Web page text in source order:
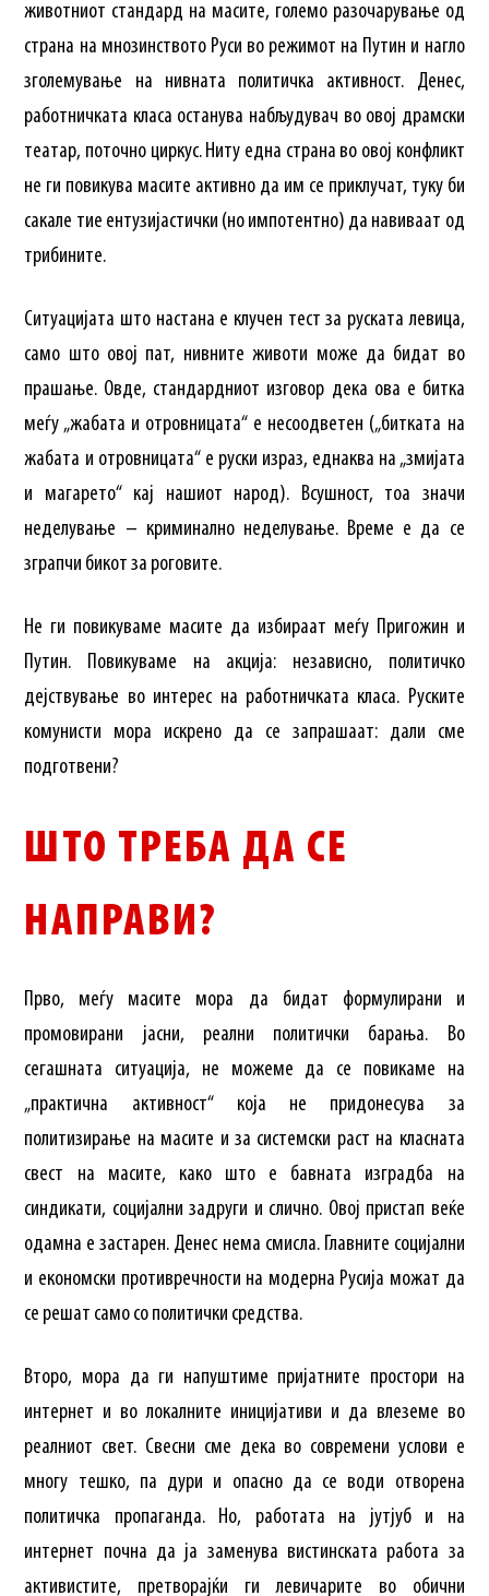
животниот стандард на масите, големо разочарување од
страна на мнозинството Руси во режимот на Путин и нагло
зголемување на нивната политичка активност. Денес,
работничката класа останува набљудувач во овој драмски
театар, поточно циркус. Ниту една страна во овој конфликт
не ги повикува масите активно да им се приклучат, туку би
сакале тие ентузијастички (но импотентно) да навиваат од
трибините.
Ситуацијата што настана е клучен тест за руската левица,
само што овој пат, нивните животи може да бидат во
прашање. Овде, стандардниот изговор дека ова е битка
меѓу „жабата и отровницата“ е несоодветен („битката на
жабата и отровницата“ е руски израз, еднаква на „змијата
и магарето“ кај нашиот народ). Всушност, тоа значи
неделување – криминално неделување. Време е да се
зграпчи бикот за роговите.
Не ги повикуваме масите да избираат меѓу Пригожин и
Путин. Повикуваме на акција: независно, политичко
дејствување во интерес на работничката класа. Руските
комунисти мора искрено да се запрашаат: дали сме
подготвени?
ШТО ТРЕБА ДА СЕ
НАПРАВИ?
Прво, меѓу масите мора да бидат формулирани и
промовирани јасни, реални политички барања. Во
сегашната ситуација, не можеме да се повикаме на
„практична активност“ која не придонесува за
политизирање на масите и за системски раст на класната
свест на масите, како што е бавната изградба на
синдикати, социјални задруги и слично. Овој пристап веќе
одамна е застарен. Денес нема смисла. Главните социјални
и економски противречности на модерна Русија можат да
се решат само со политички средства.
Второ, мора да ги напуштиме пријатните простори на
интернет и во локалните иницијативи и да влеземе во
реалниот свет. Свесни сме дека во современи услови е
многу тешко, па дури и опасно да се води отворена
политичка пропаганда. Но, работата на јутјуб и на
интернет почна да ја заменува вистинската работа за
активистите, претворајќи ги левичарите во обични